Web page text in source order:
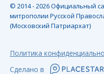
© 2014 - 2026 Официальный
митрополии Русской
(Московский Патриархат)
Политика
Сделано в